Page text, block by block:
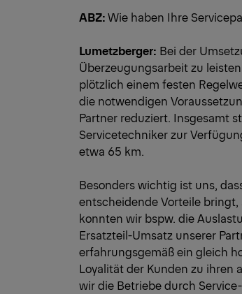
ABZ:Wie haben Ihre
Lumetzberger: Bei der
Überzeugungsarbeit zu
plötzlich einem festen
die notwendigen
Partner reduziert. Insgesamt
Servicetechniker zur
etwa 65 km.
Besonders wichtig ist uns,
entscheidende Vorteile
konnten wir bspw. die
Ersatzteil-Umsatz unserer
erfahrungsgemäß ein gleich
Loyalität der Kunden zu ihren
wir die Betriebe durch